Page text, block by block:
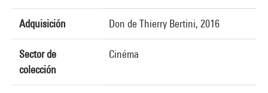
Adquisición Don de Thierry Bertini, 2016
Sector de
colección
Cinéma